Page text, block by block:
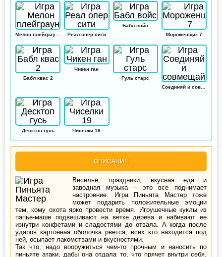
ОПИСАНИЕ
Веселье, праздники, вкусная еда и
заводная музыка – это все поднимает
настроение. Игра Пиньята Мастер тоже
может подарить положительные эмоции
тем, кому охота ярко провести время. Игрушечные куклы из
папье-маше подвешивают на ветке дерева и набивают ее
изнутри конфетами и сладостями до отвала. А когда после
ударов картонная оболочка рвется, всех кто находится под
ней, осыпает лакомствами и вкусностями.
Так что, надо вооружиться чем-то прочным и наносить по
пиньяте атаки, дабы она отдала то, что прячет внутри себя.
Реал опер сити
Бабл войс
Мороженщик 7
Бабл квас 2
Чикен ган
Гуль старс
Соединяй и совмещай
Десктоп гусь Чиселки 19